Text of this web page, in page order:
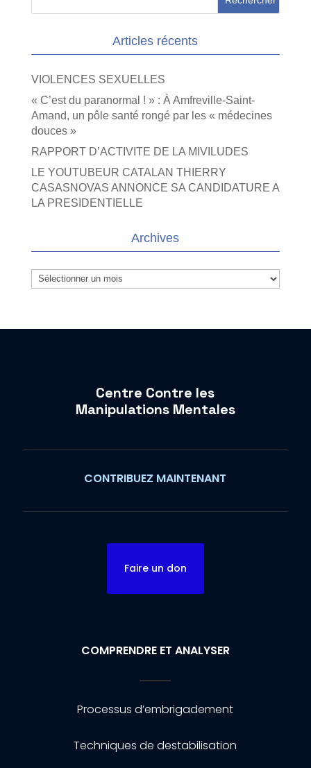
Articles récents
VIOLENCES SEXUELLES
« C’est du paranormal ! » : À Amfreville-Saint-
Amand, un pôle santé rongé par les « médecines
douces »
RAPPORT D’ACTIVITE DE LA MIVILUDES
LE YOUTUBEUR CATALAN THIERRY
CASASNOVAS ANNONCE SA CANDIDATURE A
LA PRESIDENTIELLE
Archives
Archives
Centre Contre les
Manipulations Mentales
CONTRIBUEZ MAINTENANT
Faire un don
COMPRENDRE ET ANALYSER
Processus d’embrigadement
Techniques de destabilisation